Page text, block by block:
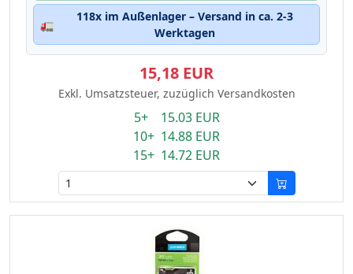
🚛
118x im Außenlager – Versand in ca. 2-3
Werktagen
15,18 EUR
Exkl. Umsatzsteuer, zuzüglich Versandkosten
5+ 15.03 EUR
10+ 14.88 EUR
15+ 14.72 EUR